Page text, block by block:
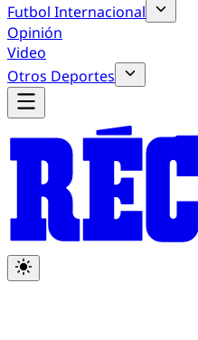
Futbol Internacional
Opinión
Video
Otros Deportes